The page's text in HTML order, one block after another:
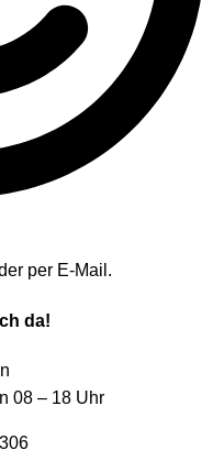
per E-Mail.
da!
08 – 18 Uhr